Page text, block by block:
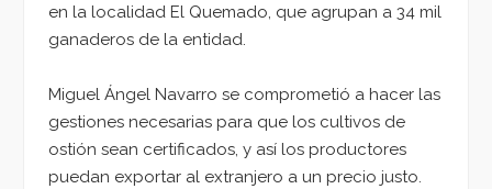
en la localidad El Quemado, que agrupan a 34 mil
ganaderos de la entidad.
Miguel Ángel Navarro se comprometió a hacer las
gestiones necesarias para que los cultivos de
ostión sean certificados, y así los productores
puedan exportar al extranjero a un precio justo.